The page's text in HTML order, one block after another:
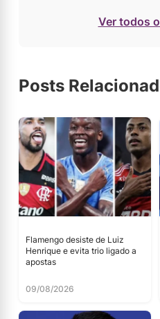
Ver todos
Posts
Flamengo desiste de Luiz
Henrique e evita trio ligado a
apostas
09/08/2026